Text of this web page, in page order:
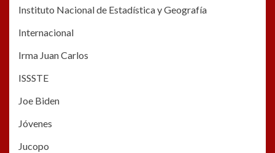
Instituto Nacional de Estadística y Geografía
Internacional
Irma Juan Carlos
ISSSTE
Joe Biden
Jóvenes
Jucopo